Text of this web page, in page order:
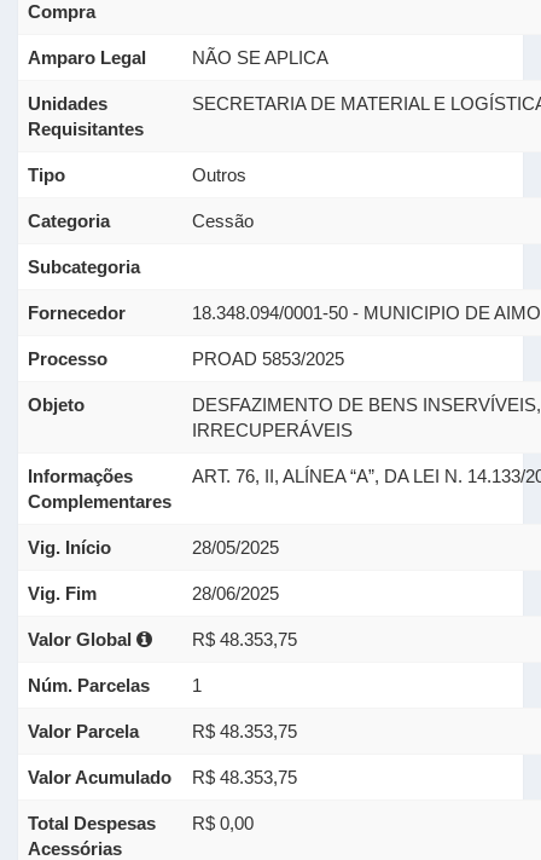
Compra
Amparo Legal NÃO SE APLICA
Unidades
Requisitantes
SECRETARIA DE MATERIAL E
Tipo Outros
Categoria Cessão
Subcategoria
Fornecedor 18.348.094/0001-50 - MUNICIPIO DE
Processo PROAD 5853/2025
Objeto
DESFAZIMENTO DE BENS
IRRECUPERÁVEIS
Informações
Complementares
ART. 76, II, ALÍNEA “A”, DA LEI N. 14.133/
Vig. Início 28/05/2025
Vig. Fim 28/06/2025
Valor Global R$ 48.353,75
Núm. Parcelas 1
Valor Parcela R$ 48.353,75
Valor Acumulado R$ 48.353,75
Total Despesas
Acessórias
R$ 0,00